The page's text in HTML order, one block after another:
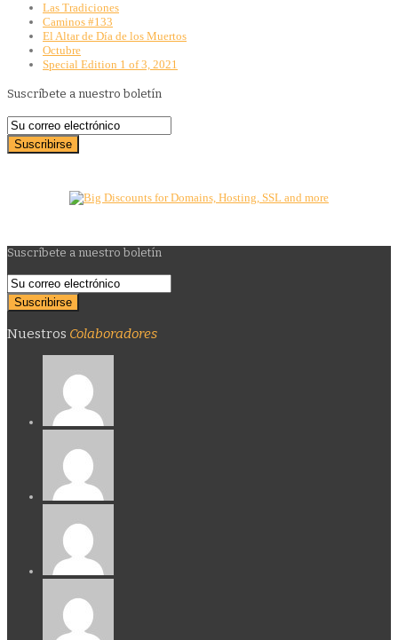
Las Tradiciones
Caminos #133
El Altar de Día de los Muertos
Octubre
Special Edition 1 of 3, 2021
Suscríbete a nuestro boletín
Suscríbete a nuestro boletín
Nuestros Colaboradores